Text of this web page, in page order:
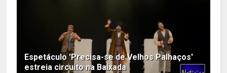
Espetáculo 'Precisa-se de Velhos Palhaços'
estreia circuito na Baixada